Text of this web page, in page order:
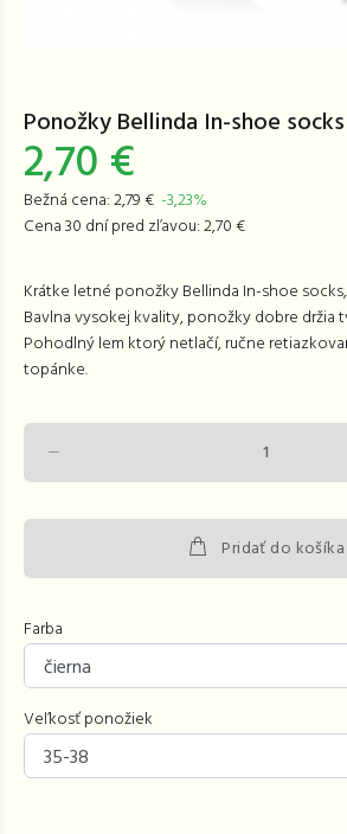
Ponožky Bellinda In-shoe
2,70 €
Bežná cena: 2,79 € -3,23%
Cena 30 dní pred zľavou: 2,70 €
Krátke letné ponožky Bellinda In-shoe
Bavlna vysokej kvality, ponožky dobre držia
Pohodlný lem ktorý netlačí, ručne
topánke.
Pridať do košíka
Farba
Veľkosť ponožiek